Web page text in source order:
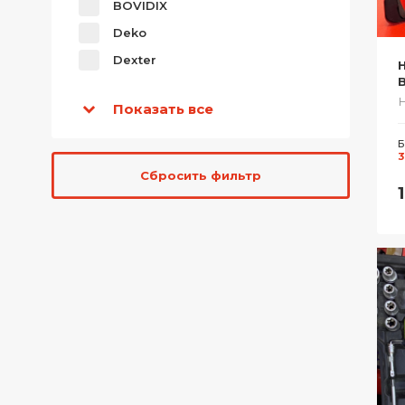
BOVIDIX
Deko
Dexter
Показать все
Сбросить фильтр